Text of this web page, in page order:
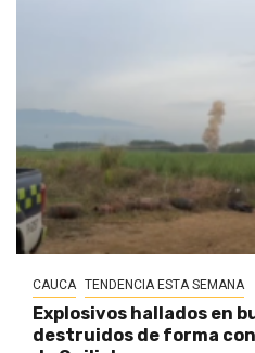
CAUCA TENDENCIA ESTA SEMANA
Explosivos hallados en
destruidos de forma